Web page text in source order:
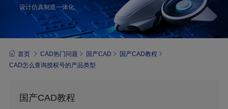
设计仿真制造一体化
首页 CAD热门问题 国产CAD
国产CAD教程
CAD怎么查询授权号的产品类型
国产CAD教程